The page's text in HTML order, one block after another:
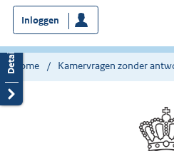
bent
nu
hier:
Inloggen
Home Kamervragen zonder